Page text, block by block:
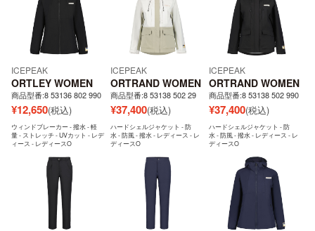
ICEPEAK
ORTLEY WOMEN
商品型番:8 53136 802 990
¥12,650(税込)
ウィンドブレーカー - 撥水 - 軽
量 - ストレッチ - UVカット - レデ
ィース - レディースO
ICEPEAK
ORTRAND WOMEN
商品型番:8 53138 502 29
¥37,400(税込)
ハードシェルジャケット - 防
水 - 防風 - 撥水 - レディース - レ
ディースO
ICEPEAK
ORTRAND WOMEN
商品型番:8 53138 502 990
¥37,400(税込)
ハードシェルジャケット - 防
水 - 防風 - 撥水 - レディース - レ
ディースO